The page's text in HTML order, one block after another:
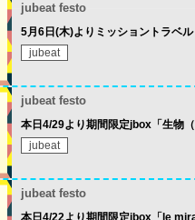
jubeat festo
5月6日(木)よりミッショントラベ
jubeat
jubeat festo
本日4/29より期間限定jbox「生物
jubeat
jubeat festo
本日4/22より期間限定jbox「le